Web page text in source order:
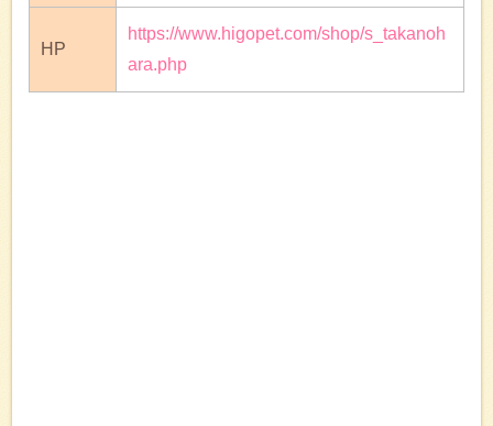
HP
https://www.higopet.com/shop/s_takanoh
ara.php